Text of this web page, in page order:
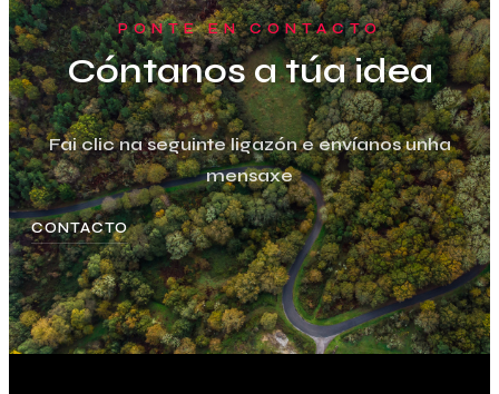
PONTE EN CONTACTO
Cóntanos a túa idea
Fai clic na seguinte ligazón e envíanos unha
mensaxe
CONTACTO